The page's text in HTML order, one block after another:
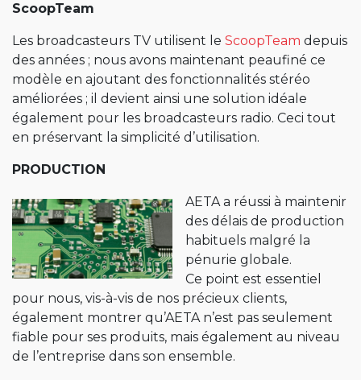
ScoopTeam
Les broadcasteurs TV utilisent le ScoopTeam depuis
des années ; nous avons maintenant peaufiné ce
modèle en ajoutant des fonctionnalités stéréo
améliorées ; il devient ainsi une solution idéale
également pour les broadcasteurs radio. Ceci tout
en préservant la simplicité d’utilisation.
PRODUCTION
AETA a réussi à maintenir
des délais de production
habituels malgré la
pénurie globale.
Ce point est essentiel
pour nous, vis-à-vis de nos précieux clients,
également montrer qu’AETA n’est pas seulement
fiable pour ses produits, mais également au niveau
de l’entreprise dans son ensemble.